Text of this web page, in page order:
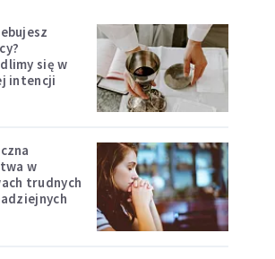
się w
intencji
w
trudnych